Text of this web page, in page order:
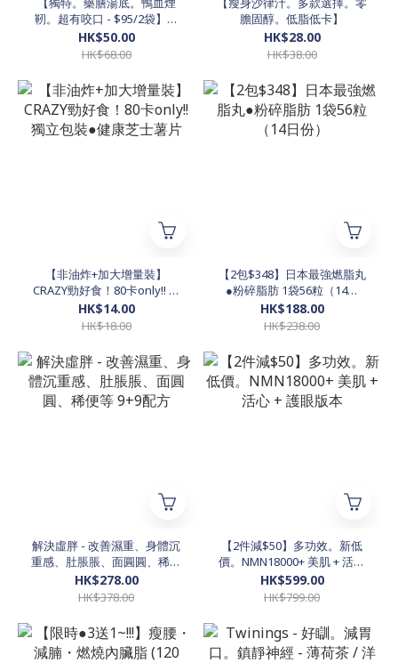
靭。超有咬口 - $95/2袋】台
灣麻辣鴨血450g/袋（得140
卡）
HK$50.00
HK$68.00
膽固醇。低脂低卡】
HK$28.00
HK$38.00
【非油炸+加大增量裝】
CRAZY勁好食！80卡only!! 獨
立包裝●健康芝士薯片
HK$14.00
HK$18.00
【2包$348】日本最強燃脂丸
●粉碎脂肪 1袋56粒（14日
份）
HK$188.00
HK$238.00
解決虛胖 - 改善濕重、身體沉
重感、肚脹脹、面圓圓、稀便
等 9+9配方
HK$278.00
HK$378.00
【2件減$50】多功效。新低
價。NMN18000+ 美肌 + 活心
+ 護眼版本
HK$599.00
HK$799.00